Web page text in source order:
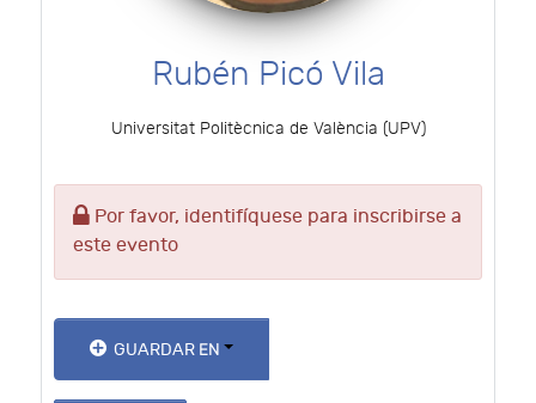
Rubén Picó Vila
Universitat Politècnica de València (UPV)
Por favor, identifíquese para inscribirse a
este evento
GUARDAR EN